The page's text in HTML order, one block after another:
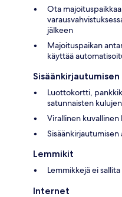
Ota
jälkeen
Majoituspaikan
käyttää
Luottokortti,
satunnaisten
Virallinen kuvallinen
Sisäänkirjautumisen
Lemmikit
Lemmikkejä ei sallita
Internet